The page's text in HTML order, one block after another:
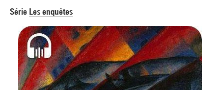
Série Les enquêtes